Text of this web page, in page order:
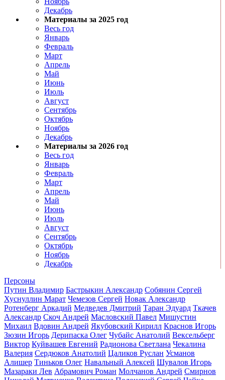
Декабрь
Материалы за 2025 год
Весь год
Январь
Февраль
Март
Апрель
Май
Июнь
Июль
Август
Сентябрь
Октябрь
Ноябрь
Декабрь
Материалы за 2026 год
Весь год
Январь
Февраль
Март
Апрель
Май
Июнь
Июль
Август
Сентябрь
Октябрь
Ноябрь
Декабрь
Персоны
Путин Владимир Бастрыкин Александр Собянин Сергей
Хуснуллин Марат Чемезов Сергей Новак Александр
Ротенберг Аркадий Медведев Дмитрий Таран Эдуард Ткачев
Александр Скоч Андрей Масловский Павел Мишустин
Михаил Вдовин Андрей Якубовский Кирилл Краснов Игорь
Зюзин Игорь Дерипаска Олег Чубайс Анатолий Вексельберг
Виктор Куйвашев Евгений Радионова Светлана Чекалина
Валерия Сердюков Анатолий Цаликов Руслан Усманов
Алишер Тиньков Олег Навальный Алексей Шувалов Игорь
Мазараки Лев Абрамович Роман Молчанов Андрей Смирнов